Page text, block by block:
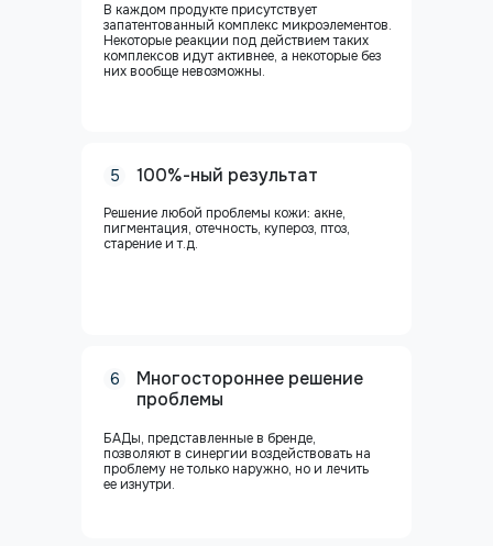
В каждом продукте присутствует
запатентованный комплекс микроэлементов.
Некоторые реакции под действием таких
комплексов идут активнее, а некоторые без
них вообще невозможны.
100%-ный результат
Решение любой проблемы кожи: акне,
пигментация, отечность, купероз, птоз,
старение и т.д.
5
Многостороннее решение
проблемы
БАДы, представленные в бренде,
позволяют в синергии воздействовать на
проблему не только наружно, но и лечить
ее изнутри.
6